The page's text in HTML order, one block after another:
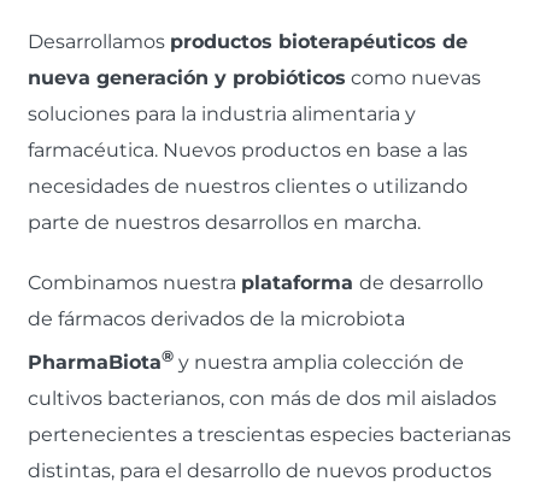
Desarrollamos productos bioterapéuticos de
nueva generación y probióticos como nuevas
soluciones para la industria alimentaria y
farmacéutica. Nuevos productos en base a las
necesidades de nuestros clientes o utilizando
parte de nuestros desarrollos en marcha.
Combinamos nuestra plataformade desarrollo
de fármacos derivados de la microbiota
PharmaBiota® y nuestra amplia colección de
cultivos bacterianos, con más de dos mil aislados
pertenecientes a trescientas especies bacterianas
distintas, para el desarrollo de nuevos productos